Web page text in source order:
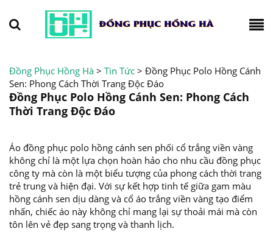
Đồng Phục Hồng Hà > Tin Tức > Đồng Phục Polo Hồng Cánh
Sen: Phong Cách Thời Trang Độc Đáo
Đồng Phục Polo Hồng Cánh Sen: Phong Cách
Thời Trang Độc Đáo
Áo đồng phục polo hồng cánh sen phối cổ trắng viền vàng
không chỉ là một lựa chọn hoàn hảo cho nhu cầu đồng phục
công ty mà còn là một biểu tượng của phong cách thời trang
trẻ trung và hiện đại. Với sự kết hợp tinh tế giữa gam màu
hồng cánh sen dịu dàng và cổ áo trắng viền vàng tạo điểm
nhấn, chiếc áo này không chỉ mang lại sự thoải mái mà còn
tôn lên vẻ đẹp sang trọng và thanh lịch.